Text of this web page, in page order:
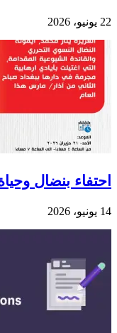
22 يونيو، 2026
احتفاء بنضال
14 يونيو، 2026